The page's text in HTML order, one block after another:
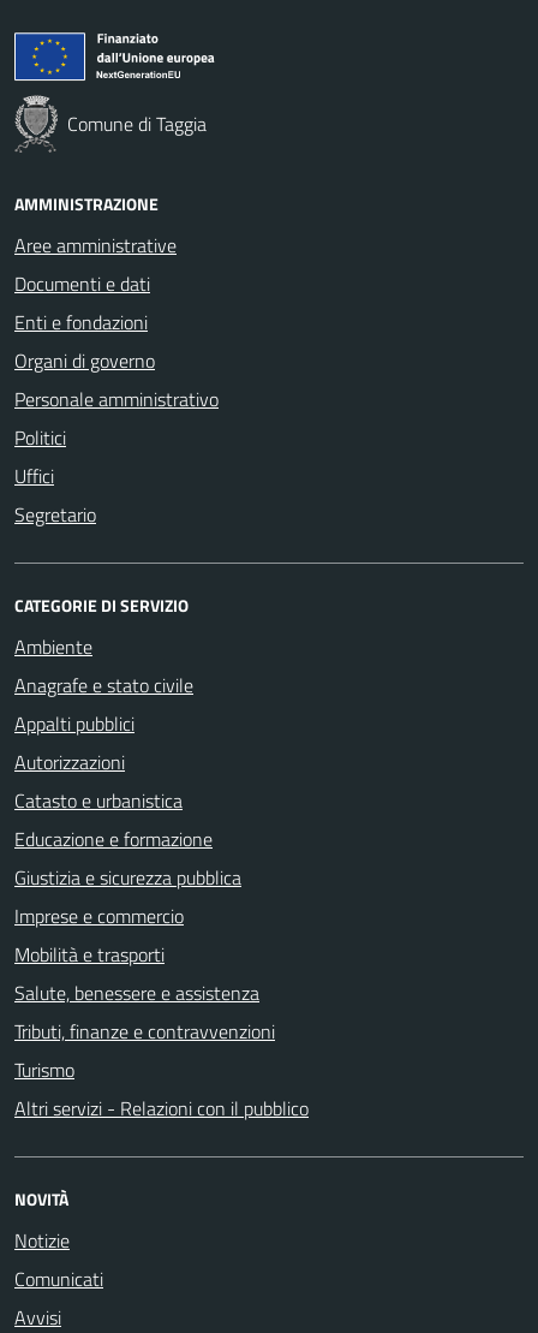
Comune di Taggia
AMMINISTRAZIONE
Aree amministrative
Documenti e dati
Enti e fondazioni
Organi di governo
Personale amministrativo
Politici
Uffici
Segretario
CATEGORIE DI SERVIZIO
Ambiente
Anagrafe e stato civile
Appalti pubblici
Autorizzazioni
Catasto e urbanistica
Educazione e formazione
Giustizia e sicurezza pubblica
Imprese e commercio
Mobilità e trasporti
Salute, benessere e assistenza
Tributi, finanze e contravvenzioni
Turismo
Altri servizi - Relazioni con il pubblico
NOVITÀ
Notizie
Comunicati
Avvisi